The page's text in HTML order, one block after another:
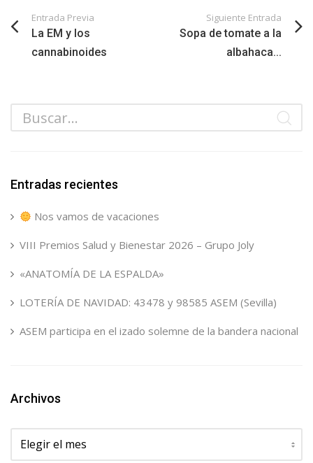
Entrada Previa
La EM y los
cannabinoides
Siguiente Entrada
Sopa de tomate a la
albahaca...
Entradas recientes
Nos vamos de vacaciones
VIII Premios Salud y Bienestar 2026 – Grupo Joly
«ANATOMÍA DE LA ESPALDA»
LOTERÍA DE NAVIDAD: 43478 y 98585 ASEM (Sevilla)
ASEM participa en el izado solemne de la bandera nacional
Archivos
Archivos